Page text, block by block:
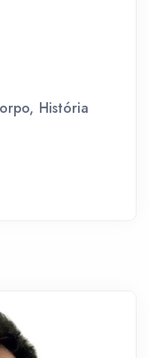
História